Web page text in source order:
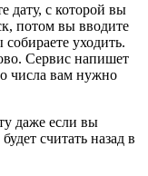
дату, с которой вы
потом вы вводите
уходить.
Сервис напишет
числа вам нужно
даже если вы
считать назад в